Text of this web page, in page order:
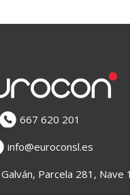
667 620 201
info@euroconsl.es
Parcela 281, Nave